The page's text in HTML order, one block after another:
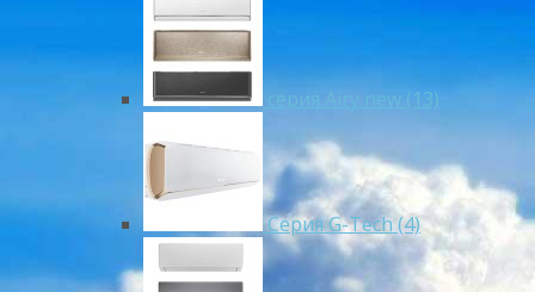
серия Airy new (13)
Серия G-Tech (4)